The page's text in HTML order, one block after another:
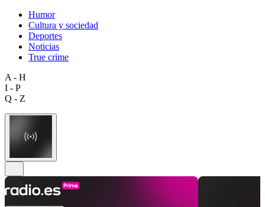
Humor
Cultura y sociedad
Deportes
Noticias
True crime
A - H
I - P
Q - Z